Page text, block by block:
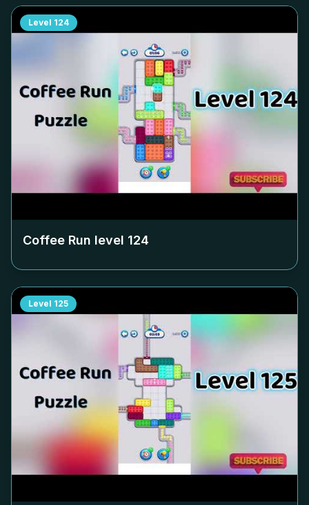
Level 124
Coffee Run level 124
Level 125